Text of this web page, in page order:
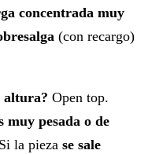
concentrada muy
(con recargo)
altura? Open top.
muy pesada o de
la pieza se sale